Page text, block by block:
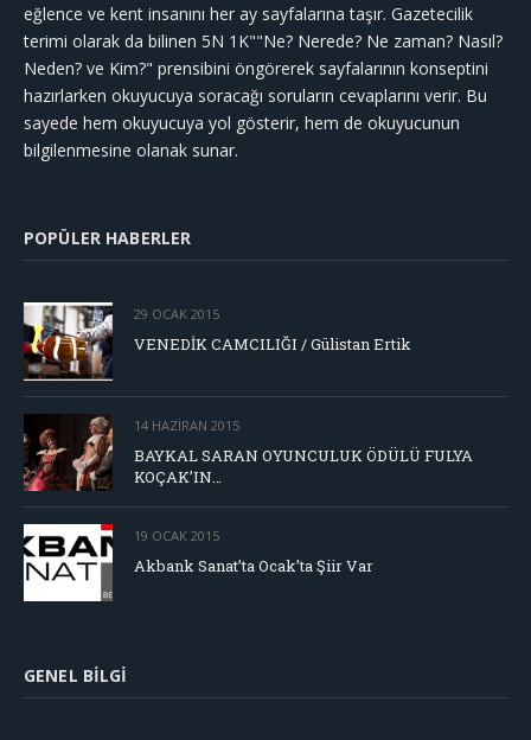
eğlence ve kent insanını her ay sayfalarına taşır. Gazetecilik
terimi olarak da bilinen 5N 1K""Ne? Nerede? Ne zaman? Nasıl?
Neden? ve Kim?" prensibini öngörerek sayfalarının konseptini
hazırlarken okuyucuya soracağı soruların cevaplarını verir. Bu
sayede hem okuyucuya yol gösterir, hem de okuyucunun
bilgilenmesine olanak sunar.
POPÜLER HABERLER
29 OCAK 2015
VENEDİK CAMCILIĞI / Gülistan Ertik
14 HAZIRAN 2015
BAYKAL SARAN OYUNCULUK ÖDÜLÜ FULYA
KOÇAK’IN…
19 OCAK 2015
Akbank Sanat’ta Ocak’ta Şiir Var
GENEL BILGI